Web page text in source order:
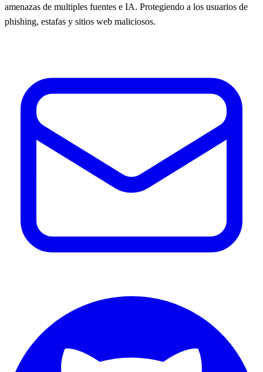
amenazas de multiples fuentes e IA. Protegiendo a los usuarios de
phishing, estafas y sitios web maliciosos.